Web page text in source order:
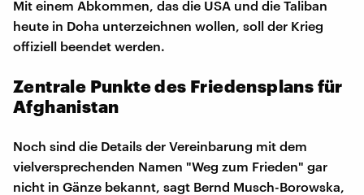
Mit einem Abkommen, das die USA und die Taliban
heute in Doha unterzeichnen wollen, soll der Krieg
offiziell beendet werden.
Zentrale Punkte des Friedensplans für
Afghanistan
Noch sind die Details der Vereinbarung mit dem
vielversprechenden Namen "Weg zum Frieden" gar
nicht in Gänze bekannt, sagt Bernd Musch-Borowska,